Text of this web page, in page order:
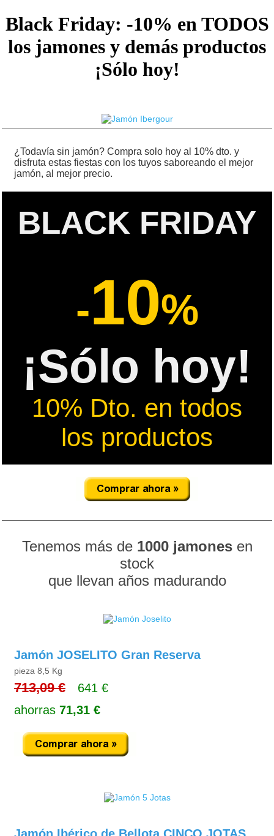
Black Friday: -10% en TODOS
los jamones y demás productos
¡Sólo hoy!
¿Todavía sin jamón? Compra solo hoy al 10% dto. y
disfruta estas fiestas con los tuyos saboreando el mejor
jamón, al mejor precio.
BLACK FRIDAY
-10%
¡Sólo hoy!
10% Dto. en todos
los productos
Tenemos más de 1000 jamonesen
stock
que llevan años madurando
Jamón JOSELITO Gran Reserva
pieza 8,5 Kg
713,09 €
641 €
ahorras 71,31 €